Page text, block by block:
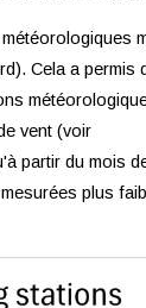
Cela a permis
vent (voir
partir du mois
plus